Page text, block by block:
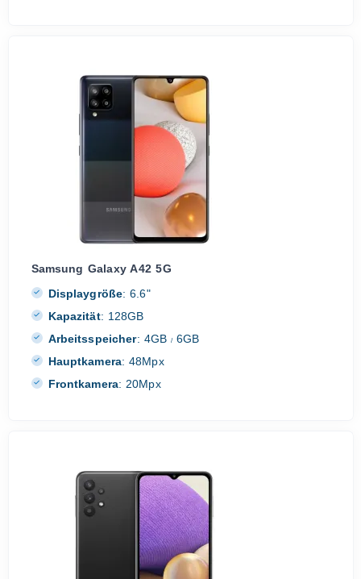
Samsung Galaxy A42 5G
Displaygröße: 6.6"
Kapazität: 128GB
Arbeitsspeicher: 4GB / 6GB
Hauptkamera: 48Mpx
Frontkamera: 20Mpx